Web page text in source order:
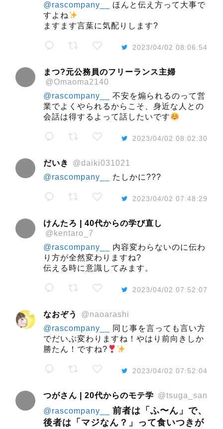
@rascompany__
ほんと伝え方って大事で
すよね
ますます言葉に気配りします?
2023/04/02 08:06:54
まつ?元公務員のフリーランス主婦
@Omaoma2140
@rascompany__
不安を煽られるのって営
業でよくやられるからこそ、身近な人との
会話は得するよって話したいです
2023/04/02 08:02:30
だいき
@daiki031021
@rascompany__
たしかに???
2023/04/02 07:48:29
けんたろ | 40代からの学び直し
@kentaro_7
@rascompany__
内容変わらないのに伝わ
り方が全然変わりますね?
伝える時に意識してみます。
2023/04/02 07:52:07
なおぞう
@naoarashi
@rascompany__
同じ事を言っても言い方
でだいぶ変わりますね！やはり前向きしか
勝たん！ですね?
2023/04/02 07:52:04
つがさん | 20代からのモテ学 @tsuga_san
@rascompany__
前者は「ふ〜ん」で、
後者は「マジなん？」って食いつきが